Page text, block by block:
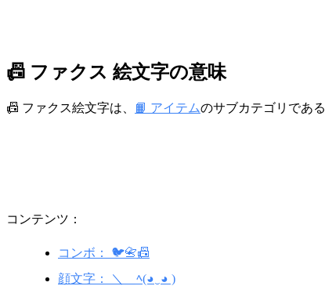
📠 ファクス 絵文字の意味
📠 ファクス絵文字は、 📙 アイテムのサブカテゴリである
コンテンツ：
コンボ： 🐦📇📠
顔文字： ＼＿ﾍ(◕‿◕ )